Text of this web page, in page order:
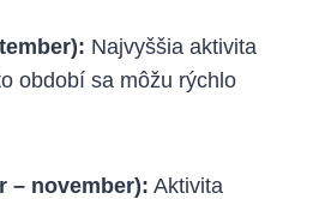
Najvyššia ⁣aktivita
období sa ​môžu rýchlo
– november): Aktivita